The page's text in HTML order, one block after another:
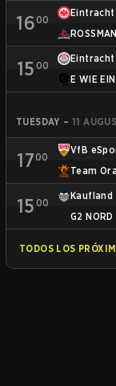
1600
15 00
Eintracht
E WIE
TUESDAY – 11
1700
VfB
Team
15 00
Kaufland
G2 NORD
TODOS LOS